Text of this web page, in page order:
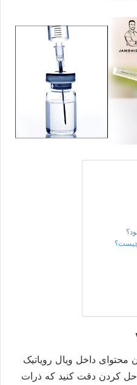
چیست؟
محتوای داخل ویال رویاتیک
کردن دقت کنید که ذرات